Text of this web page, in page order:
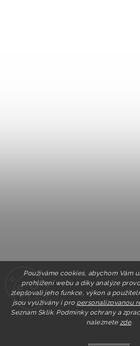
Používáme cookies, abychom Vám
prohlížení webu a díky analýze
zlepšovali jeho funkce, výkon a
jsou využívány i pro personalizovanou
Seznam Sklik. Podmínky ochrany a
naleznete zde.